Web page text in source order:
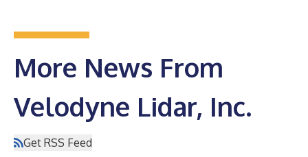
More News From
Velodyne Lidar, Inc.
Get RSS Feed